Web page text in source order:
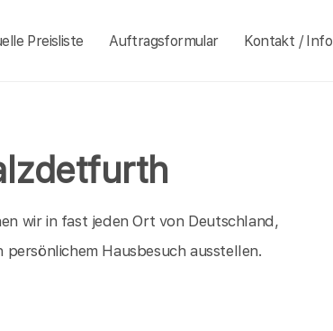
Preisliste Auftragsformular Kontakt / Info
wir in fast jeden Ort von Deutschland,
Hausbesuch ausstellen.